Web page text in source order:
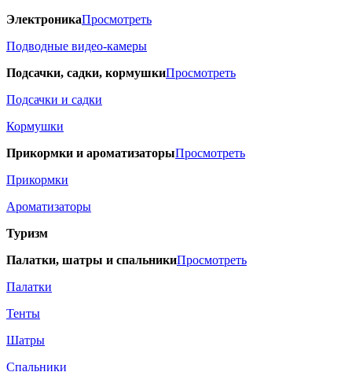
ЭлектроникаПросмотреть
Подводные видео-камеры
Подсачки, садки, кормушкиПросмотреть
Подсачки и садки
Кормушки
Прикормки и ароматизаторыПросмотреть
Прикормки
Ароматизаторы
Туризм
Палатки, шатры и спальникиПросмотреть
Палатки
Тенты
Шатры
Спальники